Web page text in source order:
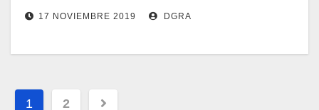
17 NOVIEMBRE 2019 DGRA
Paginación
1 2